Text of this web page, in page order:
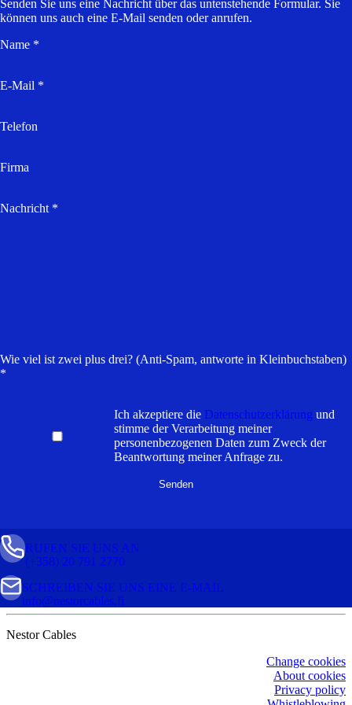
Senden Sie uns eine Nachricht über das untenstehende Formular. Sie
können uns auch eine E-Mail senden oder anrufen.
Name *
E-Mail *
Telefon
Firma
Nachricht *
Wie viel ist zwei plus drei? (Anti-Spam, antworte in Kleinbuchstaben)
*
Ich akzeptiere die Datenschutzerklärung und
stimme der Verarbeitung meiner
personenbezogenen Daten zum Zweck der
Beantwortung meiner Anfrage zu.
(+358) 20 791 2770
RUFEN SIE UNS AN
info@nestorcables.fi
SCHREIBEN SIE UNS EINE E-MAIL
Nestor Cables
Change cookies
About cookies
Privacy policy